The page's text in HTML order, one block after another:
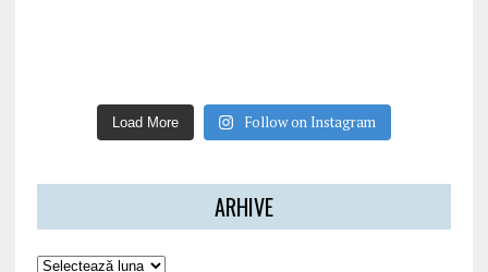
Load More Follow on Instagram
ARHIVE